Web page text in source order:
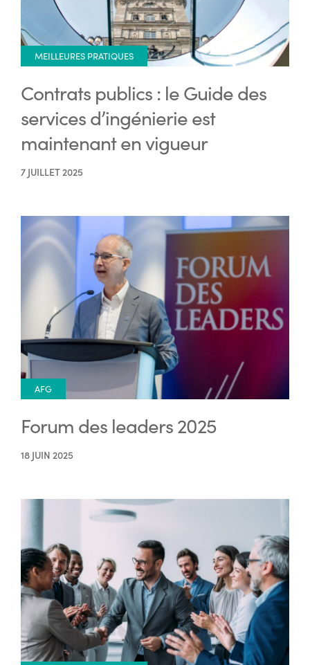
MEILLEURES PRATIQUES
Contrats publics : le Guide des
services d’ingénierie est
maintenant en vigueur
7 JUILLET 2025
AFG
Forum des leaders 2025
18 JUIN 2025